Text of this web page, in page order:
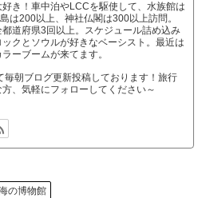
好き！車中泊やLCCを駆使して、水族館は
は200以上、神社仏閣は300以上訪問。
道府県3回以上。スケジュール詰め込み
クとソウルが好きなベーシスト。最近は
ーブームが来てます。
毎朝ブログ更新投稿しております！旅行
方、気軽にフォローしてください～
の博物館